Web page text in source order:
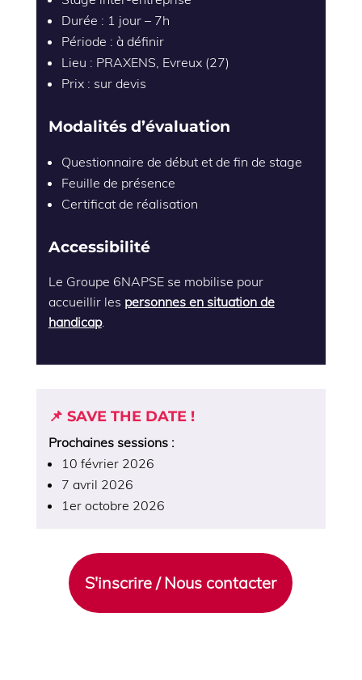
Durée : 1 jour – 7h
Période : à définir
Lieu : PRAXENS, Evreux (27)
Prix : sur devis
Modalités d’évaluation
Questionnaire de début et de fin de stage
Feuille de présence
Certificat de réalisation
Accessibilité
Le Groupe 6NAPSE se mobilise pour
accueillir les personnes en situation de
handicap.
📌 SAVE THE DATE !
Prochaines sessions :
10 février 2026
7 avril 2026
1er octobre 2026
S'inscrire / Nous contacter